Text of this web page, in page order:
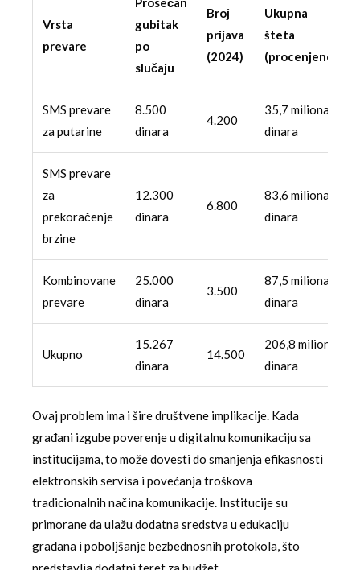
Vrsta
prevare
gubitak
po
slučaju
Broj
prijava
(2024)
Ukupna
šteta
(procenjeno)
SMS prevare
za putarine
8.500
dinara
4.200
35,7 miliona
dinara
SMS prevare
za
prekoračenje
brzine
12.300
dinara
6.800
83,6 miliona
dinara
Kombinovane
prevare
25.000
dinara
3.500
87,5 miliona
dinara
Ukupno
15.267
dinara
14.500
206,8 miliona
dinara
Ovaj problem ima i šire društvene implikacije. Kada
građani izgube poverenje u digitalnu komunikaciju sa
institucijama, to može dovesti do smanjenja efikasnosti
elektronskih servisa i povećanja troškova
tradicionalnih načina komunikacije. Institucije su
primorane da ulažu dodatna sredstva u edukaciju
građana i poboljšanje bezbednosnih protokola, što